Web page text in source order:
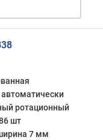
автоматически
ротационный
шт
7 мм